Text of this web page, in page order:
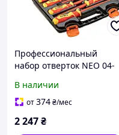
Профессиональный
набор отверток NEO 04-
шлицевые и крестовые,
термообработанная сталь
В наличии
от374₴/мес
2 247₴